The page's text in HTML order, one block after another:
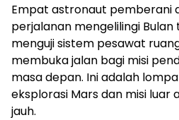
Empat astronaut pemberani
perjalanan mengelilingi
menguji sistem pesawat
membuka jalan bagi misi
masa depan. Ini adalah
eksplorasi Mars dan misi luar
jauh.